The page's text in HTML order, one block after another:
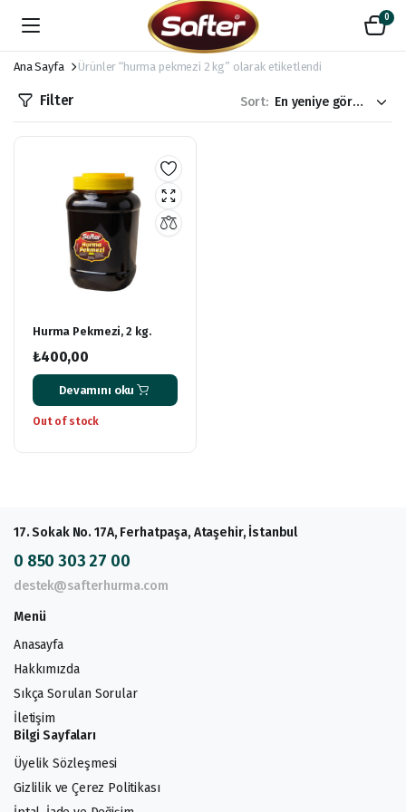
0
Ana Sayfa Ürünler “hurma pekmezi 2 kg” olarak etiketlendi
Filter Sort:
Hurma Pekmezi, 2 kg.
₺400,00
Devamını oku
Out of stock
17. Sokak No. 17A, Ferhatpaşa, Ataşehir, İstanbul
0 850 303 27 00
destek@safterhurma.com
Menü
Anasayfa
Hakkımızda
Sıkça Sorulan Sorular
İletişim
Bilgi Sayfaları
Üyelik Sözleşmesi
Gizlilik ve Çerez Politikası